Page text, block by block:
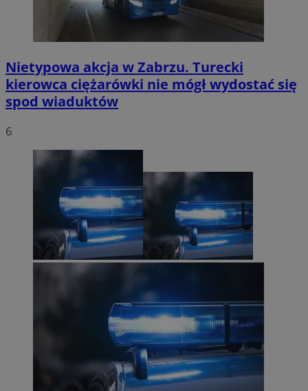
Nietypowa akcja w Zabrzu. Turecki
kierowca ciężarówki nie mógł wydostać się
spod wiaduktów
6